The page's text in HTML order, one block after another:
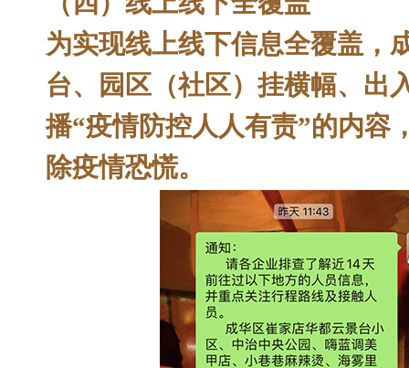
为实现线上线下信息全覆盖，
台、园区（社区）挂横幅、出
播“疫情防控人人有责”的内容
除疫情恐慌。